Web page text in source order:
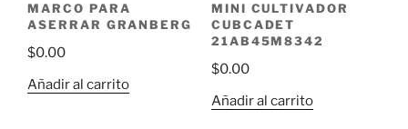
MARCO PARA
ASERRAR GRANBERG
$0.00
Añadir al carrito
MINI CULTIVADOR
CUBCADET
21AB45M8342
$0.00
Añadir al carrito